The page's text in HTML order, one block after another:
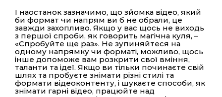
І наостанок зазначимо, що зйомка відео, який
би формат чи напрям ви б не обрали, це
завжди захопливо. Якщо у вас щось не виходь
з першої спроби, як говорить магічна куля, –
«Спробуйте ще раз». Не зупиняйтеся на
одному напрямку чи форматі, можливо, щось
інше допоможе вам розкрити свої вміння,
таланти та ідеї. Якщо ви тільки починаєте свій
шлях та пробуєте знімати різні стилі та
формати відеоконтенту, і шукаєте способи, як
знімати гарні відео, працюйте над